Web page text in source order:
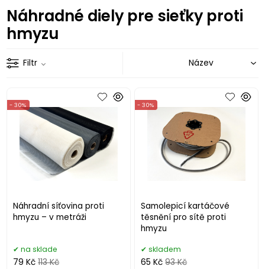
Náhradné diely pre sieťky proti
hmyzu
Filtr
Náhradní síťovina proti
hmyzu – v metráži
- 30%
na sklade
79 Kč 113 Kč
Samolepicí kartáčové
těsnění pro sítě proti
hmyzu
- 30%
skladem
65 Kč 93 Kč